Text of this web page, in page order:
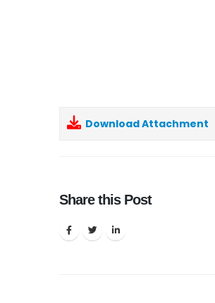
Download Attachment
Share this Post